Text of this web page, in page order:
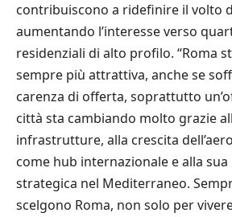
contribuiscono a ridefinire il volto
aumentando l’interesse verso
residenziali di alto profilo. “Roma
sempre più attrattiva, anche se
carenza di offerta, soprattutto
città sta cambiando molto grazie
infrastrutture, alla crescita
come hub internazionale e alla
strategica nel Mediterraneo.
scelgono Roma, non solo per